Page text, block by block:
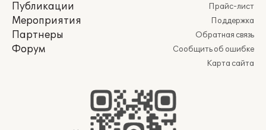
Публикации
Мероприятия
Партнеры
Форум
Прайс-лист
Поддержка
Обратная связь
Сообщить об ошибке
Карта сайта